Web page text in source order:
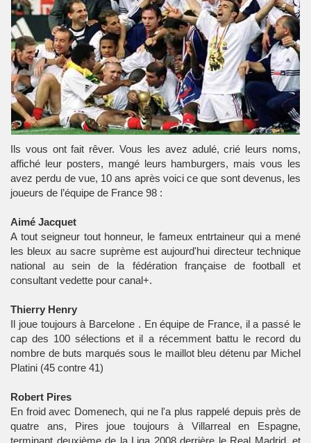
Ils vous ont fait rêver. Vous les avez adulé, crié leurs noms,
affiché leur posters, mangé leurs hamburgers, mais vous les
avez perdu de vue, 10 ans après voici ce que sont devenus, les
joueurs de l’équipe de France 98 :
Aimé Jacquet
A tout seigneur tout honneur, le fameux entrtaineur qui a mené
les bleux au sacre suprème est aujourd'hui directeur technique
national au sein de la fédération française de football et
consultant vedette pour canal+.
Thierry Henry
Il joue toujours à Barcelone . En équipe de France, il a passé le
cap des 100 sélections et il a récemment battu le record du
nombre de buts marqués sous le maillot bleu détenu par Michel
Platini (45 contre 41)
Robert Pires
En froid avec Domenech, qui ne l'a plus rappelé depuis près de
quatre ans, Pires joue toujours à Villarreal en Espagne,
terminant deuxième de la Liga 2008 derrière le Real Madrid, et